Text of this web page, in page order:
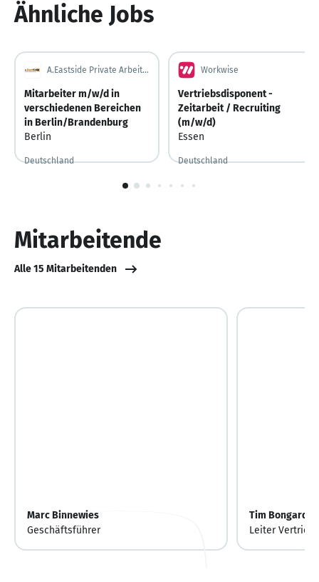
Ähnliche Jobs
A.Eastside Private Arbeitsvermittlung GbR
Mitarbeiter m/w/d in
verschiedenen Bereichen
in Berlin/Brandenburg
Berlin
Deutschland
Workwise
Vertriebsdisponent -
Zeitarbeit / Recruiting
(m/w/d)
Essen
Deutschland
Mitarbeitende
Alle 15 Mitarbeitenden
Marc Binnewies
Geschäftsführer
Tim Bongardt
Leiter Vertrieb